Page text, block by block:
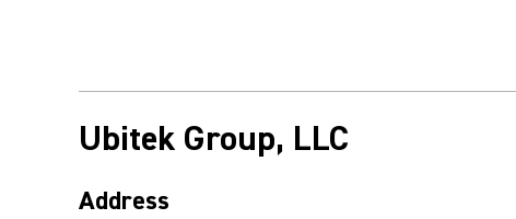
Ubitek Group, LLC
Address